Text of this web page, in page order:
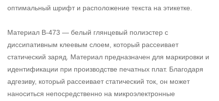
оптимальный шрифт и расположение текста на этикетке.
Материал B-473 — белый глянцевый полиэстер с
диссипативным клеевым слоем, который рассеивает
статический заряд. Материал предназначен для маркировки и
идентификации при производстве печатных плат. Благодаря
адгезиву, который рассеивает статический ток, он может
наноситься непосредственно на микроэлектронные